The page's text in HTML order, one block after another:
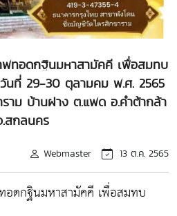
พทอดกฐินมหาสามัคคี เพื่อสมทบ
นที่ 29-30 ตุลามคม พ.ศ. 2565
าม บ้านฝาง ต.แพด อ.คำต้ากล้า
.สกลนคร
Webmaster 13 ต.ค. 2565
อดกฐินมหาสามัคคี เพื่อสมทบ